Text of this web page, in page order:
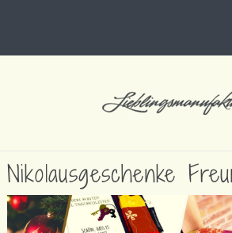
Nikolausgeschenke